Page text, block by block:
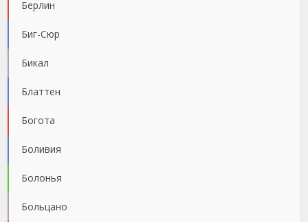
Берлин
Биг-Сюр
Бикал
Блаттен
Богота
Боливия
Болонья
Больцано